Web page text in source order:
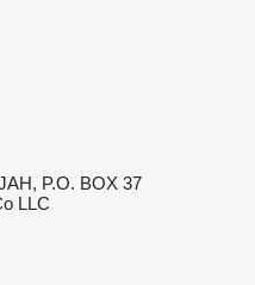
P.O. BOX 37
LLC